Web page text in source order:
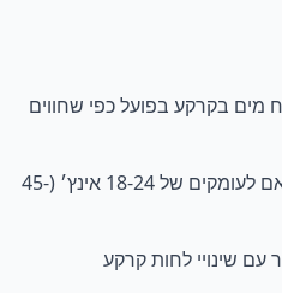
מים בקרקע בפועל כפי שחווים
: מותאם לעומקים של 18-24 אינץ׳ (45-
עם שינויי לחות קרקע